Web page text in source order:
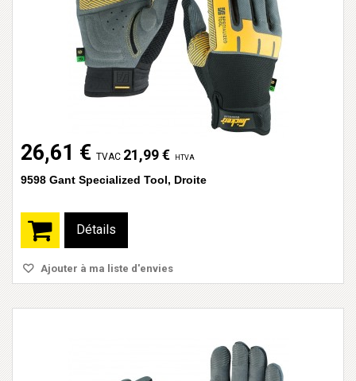
26,61 € TVAC 21,99 € HTVA
9598 Gant Specialized Tool, Droite
Détails
Ajouter à ma liste d'envies